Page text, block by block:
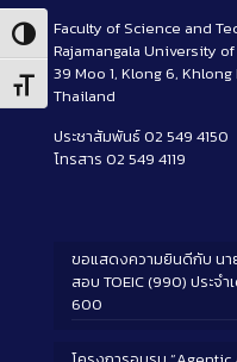
Toggle High Contrast
Toggle Font size
Faculty of Science and
Rajamangala University
39 Moo 1, Klong 6,
Thailand
ประชาสัมพันธ์ 02 549 4150
โทรสาร 02 549 4119
ขอแสดงความยินดีกับ น
สอบ TOEIC (990) ประจ
600